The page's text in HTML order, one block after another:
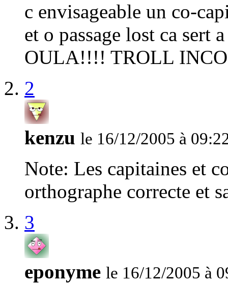
c envisageable un co-
et o passage lost ca sert
OULA!!!! TROLL
2
kenzu le 16/12/2005 à
Note: Les capitaines et
orthographe correcte et
3
eponyme le 16/12/2005 à